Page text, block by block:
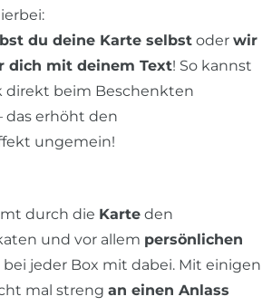
du deine Karte selbst oder wir
dich mit deinem Text! So kannst
direkt beim Beschenkten
das erhöht den
ungemein!
durch die Karte den
und vor allem persönlichen
bei jeder Box mit dabei. Mit einigen
mal streng an einen Anlass